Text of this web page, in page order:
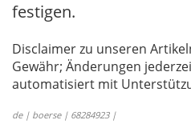
festigen.
Disclaimer zu unseren
Gewähr; Änderungen
automatisiert mit
de | boerse | 68284923 |